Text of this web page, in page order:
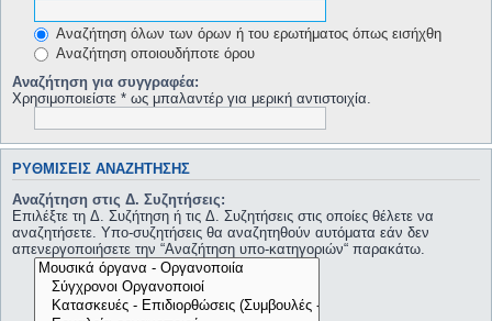
Αναζήτηση όλων των όρων ή του ερωτήματος όπως εισήχθη
Αναζήτηση οποιουδήποτε όρου
Αναζήτηση για συγγραφέα:
Χρησιμοποιείστε * ως μπαλαντέρ για μερική αντιστοιχία.
ΡΥΘΜΊΣΕΙΣ ΑΝΑΖΉΤΗΣΗΣ
Αναζήτηση στις Δ. Συζητήσεις:
Επιλέξτε τη Δ. Συζήτηση ή τις Δ. Συζητήσεις στις οποίες θέλετε να
αναζητήσετε. Υπο-συζητήσεις θα αναζητηθούν αυτόματα εάν δεν
απενεργοποιήσετε την “Αναζήτηση υπο-κατηγοριών“ παρακάτω.